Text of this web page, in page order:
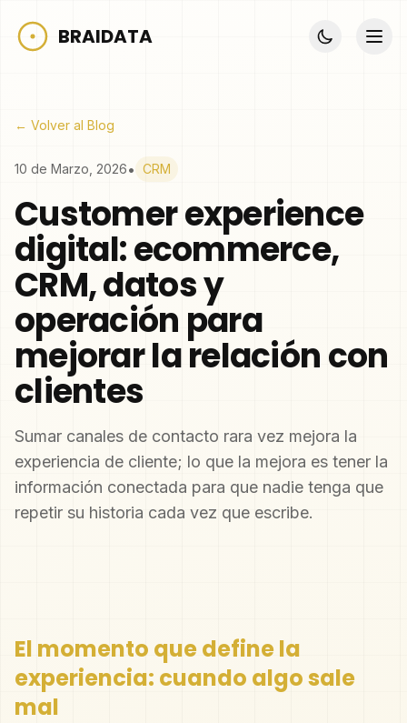
BRAIDATA
← Volver al Blog
10 de Marzo, 2026• CRM
Customer experience
digital: ecommerce,
CRM, datos y
operación para
mejorar la relación con
clientes
Sumar canales de contacto rara vez mejora la
experiencia de cliente; lo que la mejora es tener la
información conectada para que nadie tenga que
repetir su historia cada vez que escribe.
El momento que define la
experiencia: cuando algo sale
mal